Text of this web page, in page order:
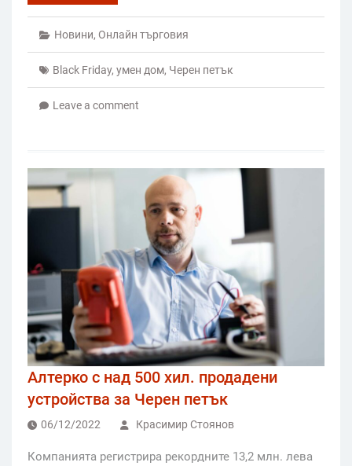
Новини, Онлайн търговия
Black Friday, умен дом, Черен петък
Leave a comment
Алтерко с над 500 хил. продадени
устройства за Черен петък
06/12/2022 Красимир Стоянов
Компанията регистрира рекордните 13,2 млн. лева